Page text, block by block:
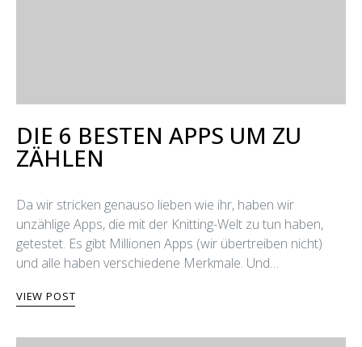
DIE 6 BESTEN APPS UM ZU
ZÄHLEN
Da wir stricken genauso lieben wie ihr, haben wir
unzählige Apps, die mit der Knitting-Welt zu tun haben,
getestet. Es gibt Millionen Apps (wir übertreiben nicht)
und alle haben verschiedene Merkmale. Und…
VIEW POST